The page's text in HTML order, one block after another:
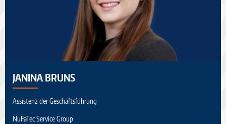
JANINA BRUNS
Assistenz der Geschäftsführung
NuFaTec Service Group